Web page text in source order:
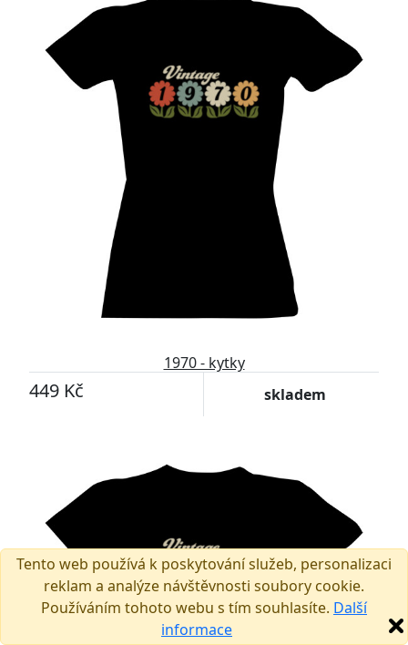
Tento web používá k poskytování služeb, personalizaci
reklam a analýze návštěvnosti soubory cookie.
Používáním tohoto webu s tím souhlasíte. Další
informace
1970 - kytky
449 Kč skladem